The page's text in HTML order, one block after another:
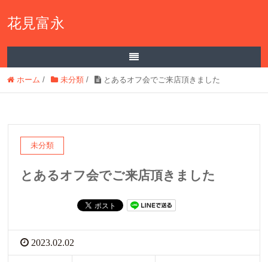
花見富永
ホーム / 未分類 / とあるオフ会でご来店頂きました
未分類
とあるオフ会でご来店頂きました
2023.02.02